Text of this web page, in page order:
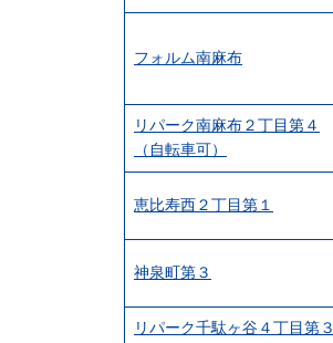
フォルム南麻布
リパーク南麻布２丁目第４
（自転車可）
恵比寿西２丁目第１
神泉町第３
リパーク千駄ヶ谷４丁目第３